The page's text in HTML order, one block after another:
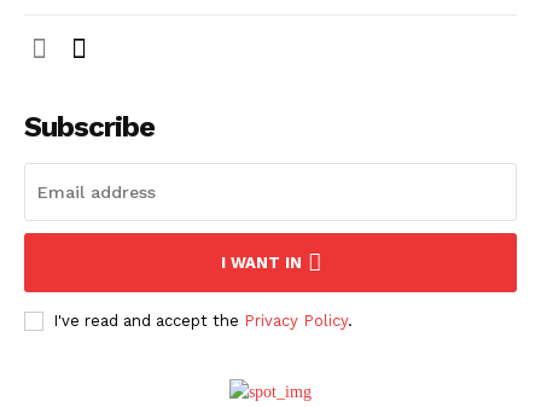
О нас
Политика конфиденциальности
Отказ от ответственности
Контакты
Subscribe
I WANT IN
I've read and accept the Privacy Policy.